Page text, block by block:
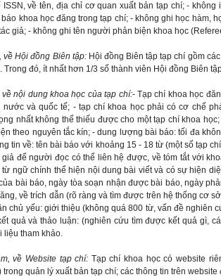
ISSN, về tên, địa chỉ cơ quan xuất bản tạp chí; -
khoa học đăng trong tạp chí; - không ghi học hàm,
giả; - không ghi tên người phản biện khoa học
về Hội đồng Biên tập: Hội đồng Biên tập tạp chí gồm
Trong đó, ít nhất hơn 1/3 số thành viên Hội đồng Biên
về nội dung khoa học của tạp chí:- Tạp chí khoa học
nước và quốc tế; - tạp chí khoa học phải có cơ chế
nhất không thể thiếu được cho một tạp chí khoa
theo nguyên tắc kín; - dung lượng bài báo: tối đa
tin về: tên bài báo với khoảng 15 - 18 từ (một số tạp
giả để người đọc có thể liên hệ được, về tóm tắt với
ngữ chính thể hiện nội dung bài viết và có sự hiện
bài báo, ngày tòa soạn nhận được bài báo, ngày
về trích dẫn (rõ ràng và tìm được trên hệ thống cơ
chủ yếu: giới thiệu (không quá 800 từ, vấn đề nghiên
quả và thảo luận: (nghiên cứu tìm được kết quả gì,
liệu tham khảo.
về Website tạp chí: Tạp chí khoa học có website
trong quản lý xuất bản tạp chí; các thông tin trên